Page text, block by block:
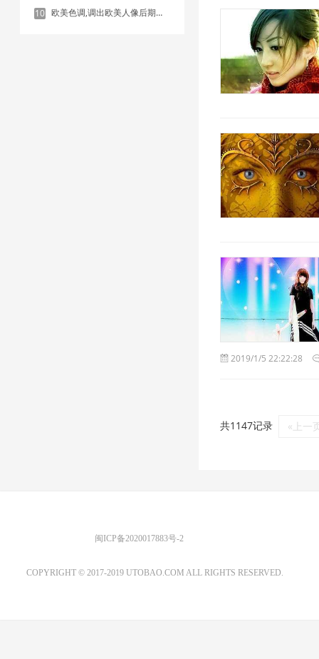
10 欧美色调,调出欧美人像后期色调实例
2019/1/5 22:22:28
共1147记录 «上一
闽ICP备2020017883号-2
COPYRIGHT © 2017-2019 UTOBAO.COM ALL RIGHTS RESERVED.